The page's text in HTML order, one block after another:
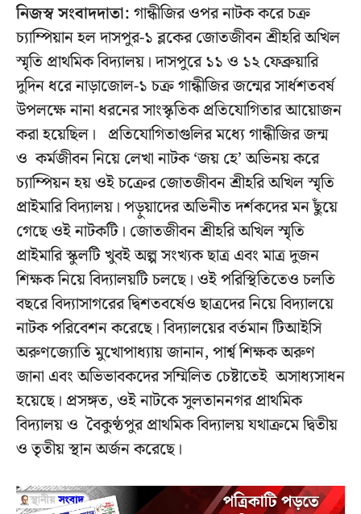
নিজস্ব সংবাদদাতা:গান্ধীজির ওপর নাটক করে চক্র
চ্যাম্পিয়ান হল দাসপুর-১ ব্লকের জোতজীবন শ্রীহরি অখিল
স্মৃতি প্রাথমিক বিদ্যালয়। দাসপুরে ১১ ও ১২ ফেব্রুয়ারি
দুদিন ধরে নাড়াজোল-১ চক্র গান্ধীজির জন্মের সার্ধশতবর্ষ
উপলক্ষে নানা ধরনের সাংস্কৃতিক প্রতিযোগিতার আয়োজন
করা হয়েছিল। প্রতিযোগিতাগুলির মধ্যে গান্ধীজির জন্ম
ও কর্মজীবন নিয়ে লেখা নাটক ‘জয় হে’ অভিনয় করে
চ্যাম্পিয়ন হয় ওই চক্রের জোতজীবন শ্রীহরি অখিল স্মৃতি
প্রাইমারি বিদ্যালয়। পড়ুয়াদের অভিনীত দর্শকদের মন ছুঁয়ে
গেছে ওই নাটকটি। জোতজীবন শ্রীহরি অখিল স্মৃতি
প্রাইমারি স্কুলটি খুবই অল্প সংখ্যক ছাত্র এবং মাত্র দুজন
শিক্ষক নিয়ে বিদ্যালয়টি চলছে। ওই পরিস্থিতিতেও চলতি
বছরে বিদ্যাসাগরের দ্বিশতবর্ষেও ছাত্রদের নিয়ে বিদ্যালয়ে
নাটক পরিবেশন করেছে। বিদ‍্যালয়ের বর্তমান টিআইসি
অরুণজ‍্যোতি মুখোপাধ্যায় জানান, পার্শ্ব শিক্ষক অরুণ
জানা এবং অভিভাবকদের সম্মিলিত চেষ্টাতেই অসাধ‍্যসাধন
হয়েছে। প্রসঙ্গত, ওই নাটকে সুলতাননগর প্রাথমিক
বিদ্যালয় ও বৈকুণ্ঠপুর প্রাথমিক বিদ্যালয় যথাক্রমে দ্বিতীয়
ও তৃতীয় স্থান অর্জন করেছে।